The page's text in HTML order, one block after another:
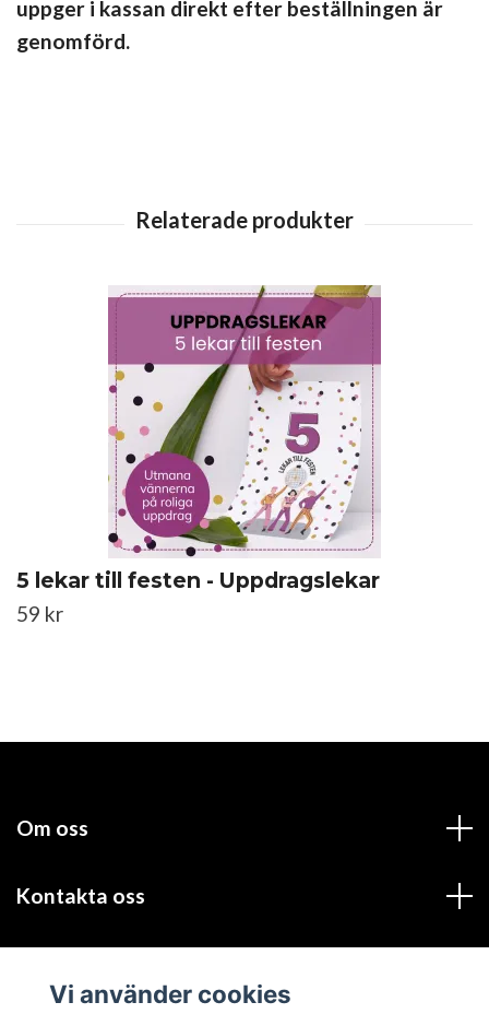
uppger i kassan direkt efter beställningen är
genomförd.
5 lekar till festen - Uppdragslekar
59 kr
Om oss
Kontakta oss
Vi använder cookies